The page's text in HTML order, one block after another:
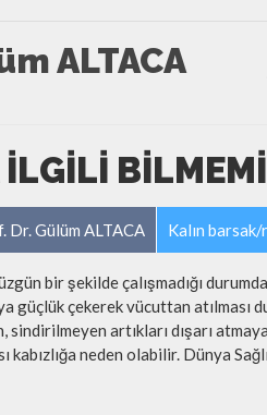
ALTACA
Dr. Gülüm ALTACA Kalın
bir şekilde çalışmadığı
güçlük çekerek vücuttan atılması
artıkları dışarı
kabızlığa neden olabilir. Dünya